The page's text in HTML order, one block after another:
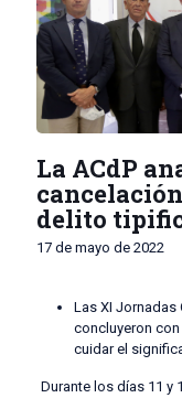
La ACdP
delito
17 de mayo de 2022
Las XI Jornadas
concluyeron
cuidar el
Durante los días 11 y